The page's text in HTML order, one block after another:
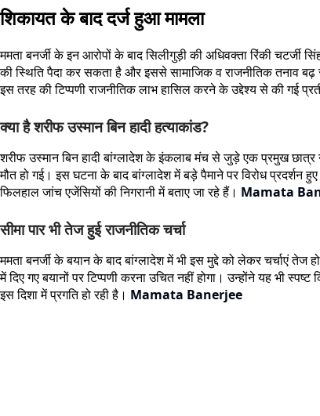
शिकायत के बाद दर्ज हुआ मामला
ममता बनर्जी के इन आरोपों के बाद सिलीगुड़ी की अधिवक्ता रिंकी चटर्जी
की स्थिति पैदा कर सकता है और इससे सामाजिक व राजनीतिक तनाव
इस तरह की टिप्पणी राजनीतिक लाभ हासिल करने के उद्देश्य से की गई
क्या है शरीफ उस्मान बिन हादी हत्याकांड?
शरीफ उस्मान बिन हादी बांग्लादेश के इंकलाब मंच से जुड़े एक प्रमुख
मौत हो गई। इस घटना के बाद बांग्लादेश में बड़े पैमाने पर विरोध
फिलहाल जांच एजेंसियों की निगरानी में बताए जा रहे हैं। Mamata
सीमा पार भी तेज हुई राजनीतिक चर्चा
ममता बनर्जी के बयान के बाद बांग्लादेश में भी इस मुद्दे को लेकर चर्चाएं
में दिए गए बयानों पर टिप्पणी करना उचित नहीं होगा। उन्होंने यह भी
इस दिशा में प्रगति हो रही है। Mamata Banerjee